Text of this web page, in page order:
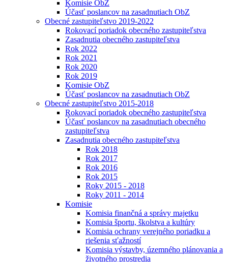
Komisie ObZ
Účasť poslancov na zasadnutiach ObZ
Obecné zastupiteľstvo 2019-2022
Rokovací poriadok obecného zastupiteľstva
Zasadnutia obecného zastupiteľstva
Rok 2022
Rok 2021
Rok 2020
Rok 2019
Komisie ObZ
Účasť poslancov na zasadnutiach ObZ
Obecné zastupiteľstvo 2015-2018
Rokovací poriadok obecného zastupiteľstva
Účasť poslancov na zasadnutiach obecného
zastupiteľstva
Zasadnutia obecného zastupiteľstva
Rok 2018
Rok 2017
Rok 2016
Rok 2015
Roky 2015 - 2018
Roky 2011 - 2014
Komisie
Komisia finančná a správy majetku
Komisia športu, školstva a kultúry
Komisia ochrany verejného poriadku a
riešenia sťažností
Komisia výstavby, územného plánovania a
životného prostredia